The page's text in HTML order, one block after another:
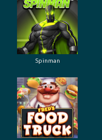
Spinman